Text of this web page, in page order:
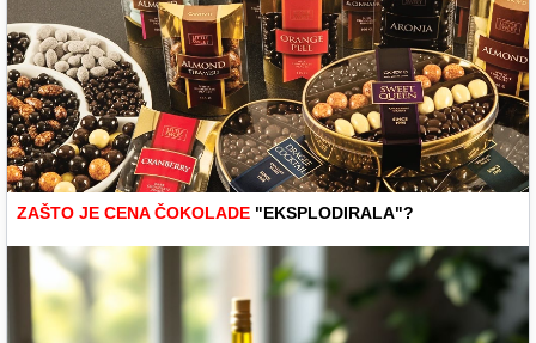
ZAŠTO JE CENA ČOKOLADE "EKSPLODIRALA"?